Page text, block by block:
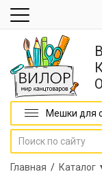
Мешки для
Главная /